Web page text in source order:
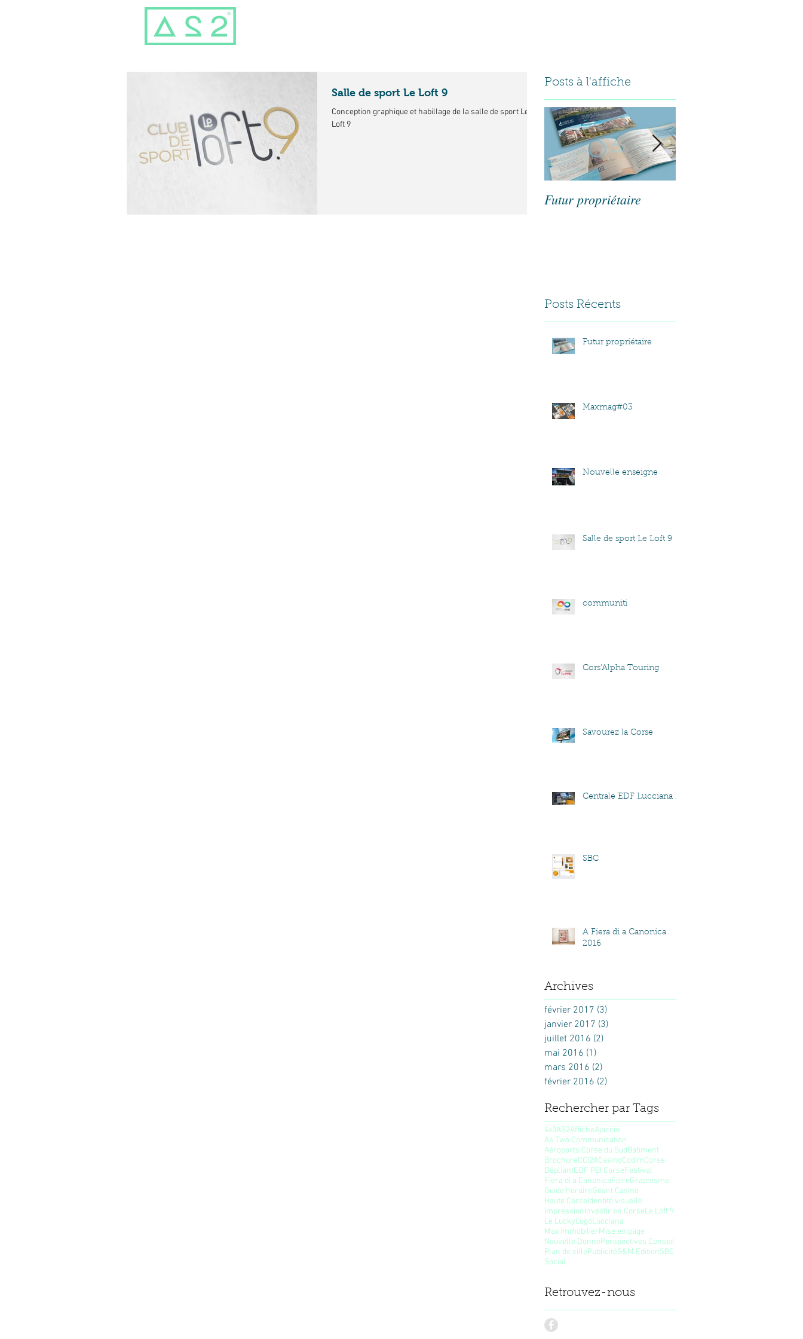
Salle de sport Le Loft 9
Conception graphique et habillage de la salle de sport Le
Loft 9
Posts à l'affiche
Futur propriétaire
Posts Récents
Futur propriétaire
Maxmag#03
Nouvelle enseigne
Salle de sport Le Loft 9
communiti
Cors'Alpha Touring
Savourez la Corse
Centrale EDF Lucciana B
SBC
A Fiera di a Canonica
2016
Archives
février 2017 (3)
janvier 2017 (3)
juillet 2016 (2)
mai 2016 (1)
mars 2016 (2)
février 2016 (2)
Rechercher par Tags
4x3AS2AfficheAjaccio
As Two Communication
Aéroports Corse du SudBatiment
BrochureCCI2ACasinoCodimCorse
DépliantEDF PEI CorseFestival
Fiera di a CanonicaFoireGraphisme
Guide horaireGéant Casino
Haute CorseIdentité visuelle
ImpressionInvestir en CorseLe Loft 9
Le LuckyLogoLucciana
Max ImmobilierMise en page
Nouvelle DonnePerspectives Conseil
Plan de villePublicitéS&M EditionSBC
Social
Retrouvez-nous